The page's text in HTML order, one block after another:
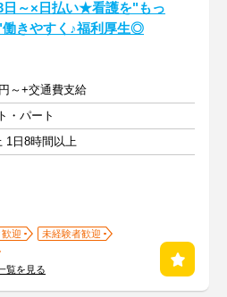
日～×日払い★看護を"もっ
働きやすく♪福利厚生◎
～+交通費支給
・パート
1日8時間以上
迎
未経験者歓迎
覧を見る